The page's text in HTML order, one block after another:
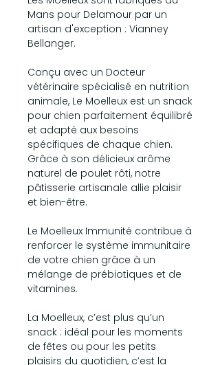
Mans pour Delamour par un
artisan d'exception : Vianney
Bellanger.
Conçu avec un Docteur
vétérinaire spécialisé en nutrition
animale, Le Moelleux est un snack
pour chien parfaitement équilibré
et adapté aux besoins
spécifiques de chaque chien.
Grâce à son délicieux arôme
naturel de poulet rôti, notre
pâtisserie artisanale allie plaisir
et bien-être.
Le Moelleux Immunité contribue à
renforcer le système immunitaire
de votre chien grâce à un
mélange de prébiotiques et de
vitamines.
La Moelleux, c’est plus qu’un
snack : idéal pour les moments
de fêtes ou pour les petits
plaisirs du quotidien, c’est la